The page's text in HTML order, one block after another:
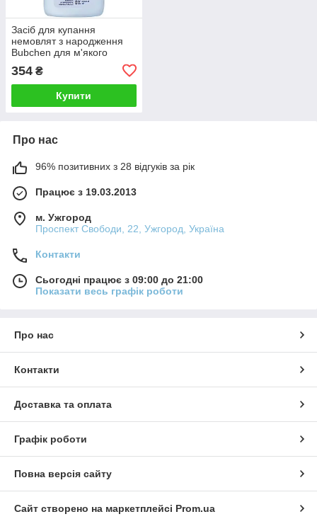
Засіб для купання
немовлят з народження
Bubchen для м'якого
очищення шкіри, 400 мл.
354 ₴
Купити
Про нас
96% позитивних з 28 відгуків за рік
Працює з 19.03.2013
м. Ужгород
Проспект Свободи, 22, Ужгород, Україна
Контакти
Сьогодні працює з 09:00 до 21:00
Показати весь графік роботи
Про нас
Контакти
Доставка та оплата
Графік роботи
Повна версія сайту
Сайт створено на маркетплейсі Prom.ua